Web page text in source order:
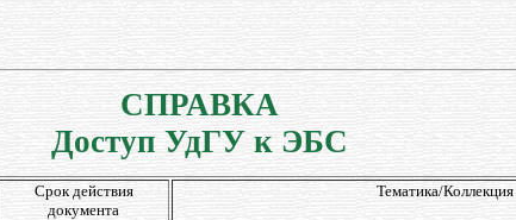
СПРАВКА
Доступ УдГУ к ЭБС
Срок действия
документа
Тематика/Коллекция